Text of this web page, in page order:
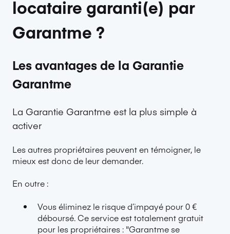
locataire garanti(e) par
Garantme ?
Les avantages de la Garantie
Garantme
La Garantie Garantme est la plus simple à
activer
Les autres propriétaires peuvent en témoigner, le
mieux est donc de leur demander.
En outre :
Vous éliminez le risque d’impayé pour 0 €
déboursé. Ce service est totalement gratuit
pour les propriétaires : "Garantme se